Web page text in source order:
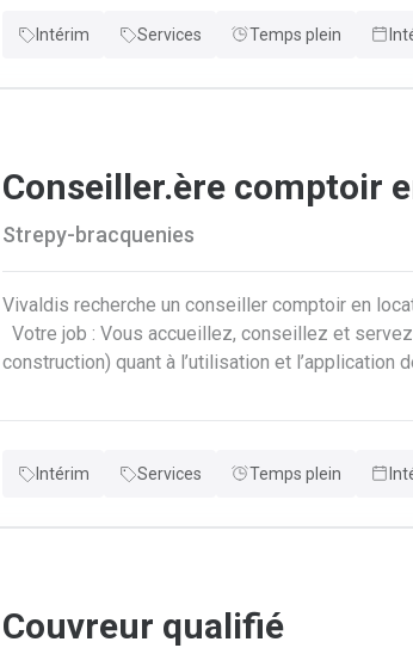
Intérim Services Temps plein
Conseiller.ère comptoir
Strepy-bracquenies
Vivaldis recherche un conseiller comptoir en
construction) quant à l’utilisation et
réservations, ventes et tickets de caisse de
diverses demandes de disponibilités
Intérim Services Temps plein
Couvreur qualifié